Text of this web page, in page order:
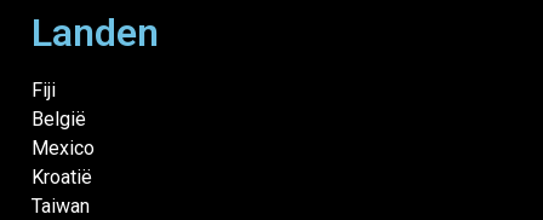
Landen
Fiji
België
Mexico
Kroatië
Taiwan